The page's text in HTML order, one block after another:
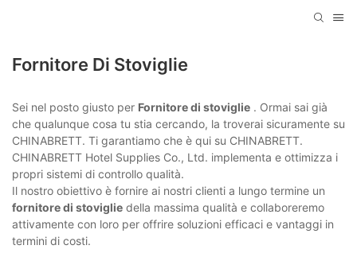
Fornitore Di Stoviglie
Sei nel posto giusto per Fornitore di stoviglie . Ormai sai già
che qualunque cosa tu stia cercando, la troverai sicuramente su
CHINABRETT. Ti garantiamo che è qui su CHINABRETT.
CHINABRETT Hotel Supplies Co., Ltd. implementa e ottimizza i
propri sistemi di controllo qualità.
Il nostro obiettivo è fornire ai nostri clienti a lungo termine un
fornitore di stoviglie della massima qualità e collaboreremo
attivamente con loro per offrire soluzioni efficaci e vantaggi in
termini di costi.